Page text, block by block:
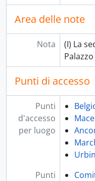
[Unità
[Unità archivistica] b.8-
[Unità
[Unità archivistica] b.8-
[Unità
[Unità archivistica]
[Unità
[Unità archivistica]
[Unità archivistica] b.9-
[series] 2 -
[series] 3 -
Area delle note
Nota
(I) La
Punti di accesso
Punti
d'accesso
per luogo
Punti